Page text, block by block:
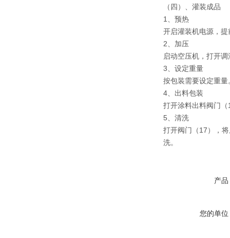
（四）、灌装成品
1、预热
开启灌装机电源，
2、加压
启动空压机，打开
3、设定重量
按包装需要设定重
4、出料包装
打开涂料出料阀门
5、清洗
打开阀门（17），
洗。
产品
您的单位